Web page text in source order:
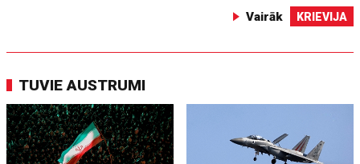
Vairāk KRIEVIJA
TUVIE AUSTRUMI